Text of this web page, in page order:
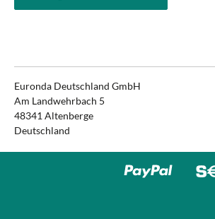
Euronda Deutschland GmbH
Am Landwehrbach 5
48341 Altenberge
Deutschland